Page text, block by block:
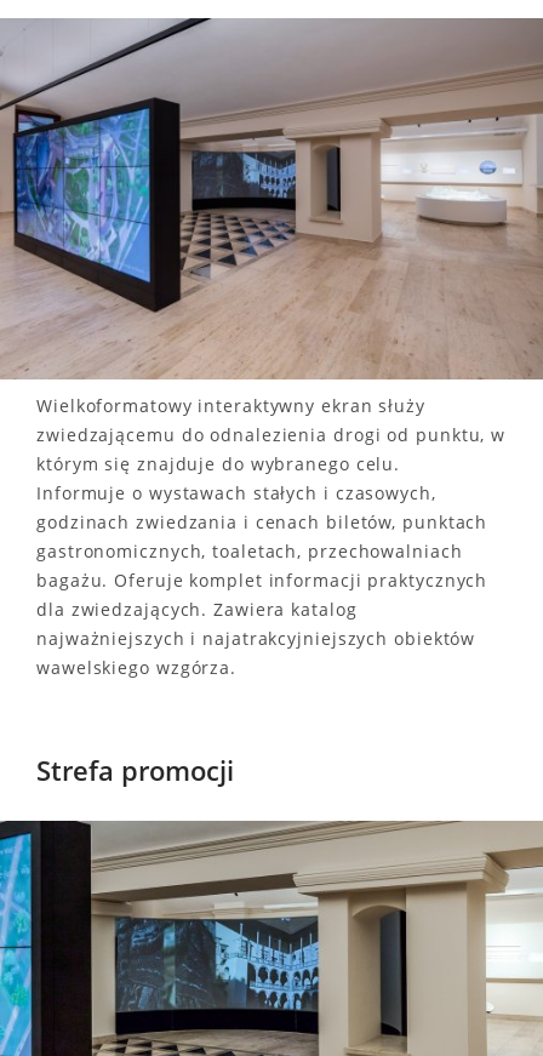
Wielkoformatowy interaktywny ekran służy
zwiedzającemu do odnalezienia drogi od punktu, w
którym się znajduje do wybranego celu.
Informuje o wystawach stałych i czasowych,
godzinach zwiedzania i cenach biletów, punktach
gastronomicznych, toaletach, przechowalniach
bagażu. Oferuje komplet informacji praktycznych
dla zwiedzających. Zawiera katalog
najważniejszych i najatrakcyjniejszych obiektów
wawelskiego wzgórza.
Strefa promocji